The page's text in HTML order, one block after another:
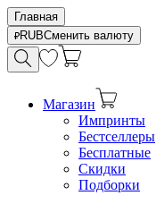
Главная
RUBСменить валюту
Магазин
Импринты
Бестселлеры
Бесплатные
Скидки
Подборки